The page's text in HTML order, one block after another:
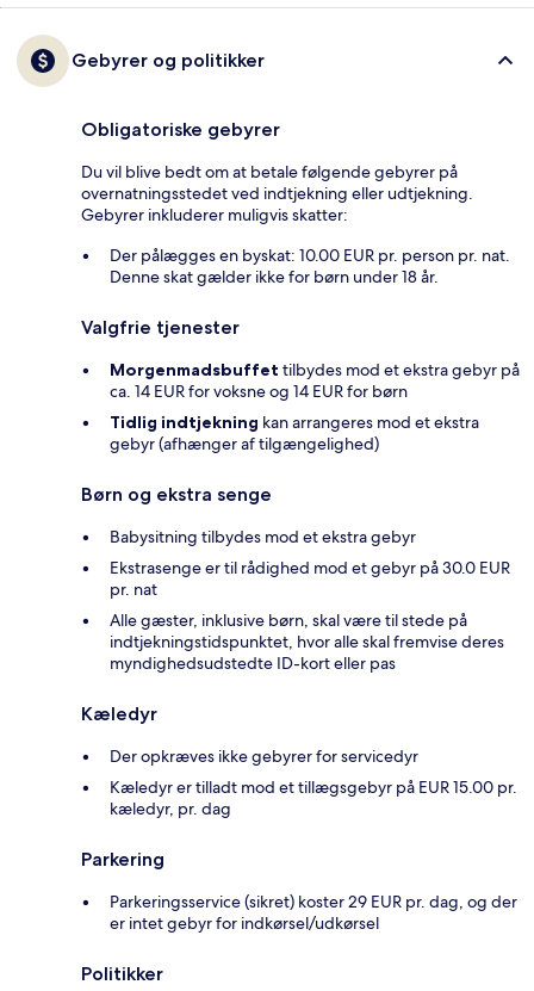
Gebyrer og politikker
Obligatoriske gebyrer
Du vil blive bedt om at betale følgende gebyrer på
overnatningsstedet ved indtjekning eller udtjekning.
Gebyrer inkluderer muligvis skatter:
Der pålægges en byskat: 10.00 EUR pr. person pr. nat.
Denne skat gælder ikke for børn under 18 år.
Valgfrie tjenester
Morgenmadsbuffet tilbydes mod et ekstra gebyr på
ca. 14 EUR for voksne og 14 EUR for børn
Tidlig indtjekning kan arrangeres mod et ekstra
gebyr (afhænger af tilgængelighed)
Børn og ekstra senge
Babysitning tilbydes mod et ekstra gebyr
Ekstrasenge er til rådighed mod et gebyr på 30.0 EUR
pr. nat
Alle gæster, inklusive børn, skal være til stede på
indtjekningstidspunktet, hvor alle skal fremvise deres
myndighedsudstedte ID-kort eller pas
Kæledyr
Der opkræves ikke gebyrer for servicedyr
Kæledyr er tilladt mod et tillægsgebyr på EUR 15.00 pr.
kæledyr, pr. dag
Parkering
Parkeringsservice (sikret) koster 29 EUR pr. dag, og der
er intet gebyr for indkørsel/udkørsel
Politikker